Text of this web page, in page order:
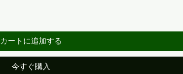
カートに追加する
今すぐ購入